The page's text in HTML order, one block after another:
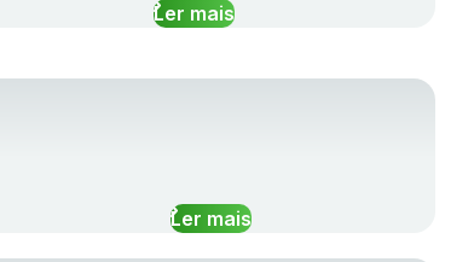
Ler mais
Ler mais